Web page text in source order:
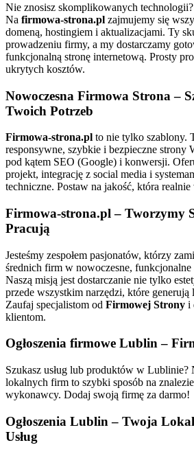
Nie znosisz skomplikowanych
Na firmowa-strona.pl zajmujemy się
domeną, hostingiem i aktualizacjami. Ty
prowadzeniu firmy, a my dostarczamy
funkcjonalną stronę internetową. Prosty
ukrytych kosztów.
Nowoczesna Firmowa Strona –
Twoich Potrzeb
Firmowa-strona.pl to nie tylko szablony.
responsywne, szybkie i bezpieczne strony
pod kątem SEO (Google) i konwersji.
projekt, integrację z social media i
techniczne. Postaw na jakość, która
Firmowa-strona.pl – Tworzymy
Pracują
Jesteśmy zespołem pasjonatów, którzy
średnich firm w nowoczesne, funkcjonalne
Naszą misją jest dostarczanie nie tylko
przede wszystkim narzędzi, które generują
Zaufaj specjalistom od Firmowej Strony i
klientom.
Ogłoszenia firmowe Lublin –
Szukasz usług lub produktów w Lublinie?
lokalnych firm to szybki sposób na
wykonawcy. Dodaj swoją firmę za darmo!
Ogłoszenia Lublin – Twoja
Usług